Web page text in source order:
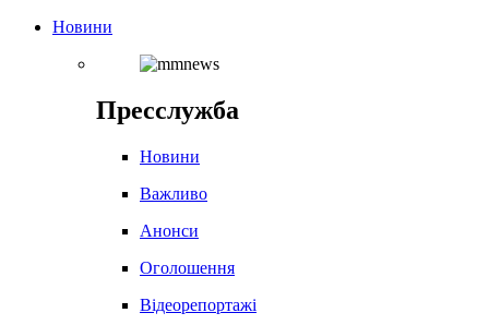
Новини
Пресслужба
Новини
Важливо
Анонси
Оголошення
Відеорепортажі